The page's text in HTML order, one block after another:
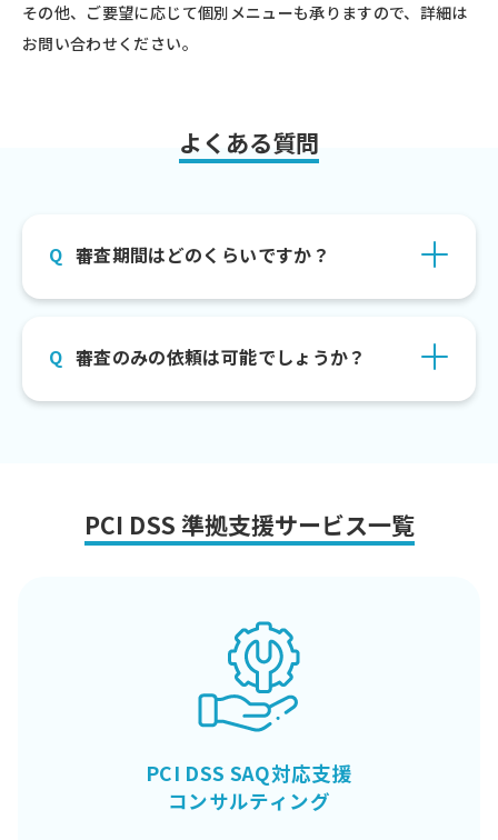
その他、ご要望に応じて個別メニューも承りますので、詳細は
お問い合わせください。
よくある質問
審査期間はどのくらいですか？
審査のみの依頼は可能でしょうか？
PCI DSS 準拠支援サービス一覧
PCI DSS SAQ対応支援
コンサルティング